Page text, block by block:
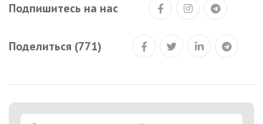
Подпишитесь на нас
Поделиться (771)